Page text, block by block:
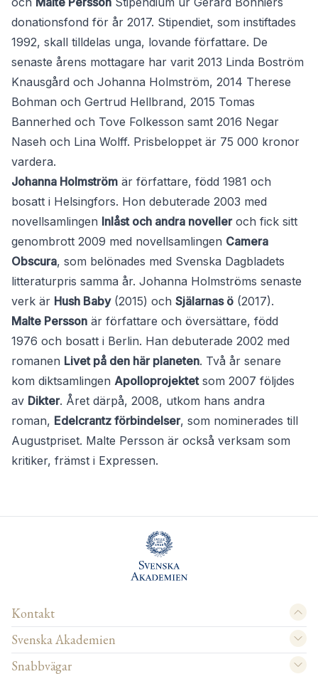
donationsfond för år 2017. Stipendiet, som instiftades
1992, skall tilldelas unga, lovande författare. De
senaste årens mottagare har varit 2013 Linda Boström
Knausgård och Johanna Holmström, 2014 Therese
Bohman och Gertrud Hellbrand, 2015 Tomas
Bannerhed och Tove Folkesson samt 2016 Negar
Naseh och Lina Wolff. Prisbeloppet är 75 000 kronor
vardera.
Johanna Holmström är författare, född 1981 och
bosatt i Helsingfors. Hon debuterade 2003 med
novellsamlingen Inlåst och andra novelleroch fick sitt
genombrott 2009 med novellsamlingen Camera
Obscura, som belönades med Svenska Dagbladets
litteraturpris samma år. Johanna Holmströms senaste
verk är Hush Baby(2015) och Själarnas ö (2017).
Malte Persson är författare och översättare, född
1976 och bosatt i Berlin. Han debuterade 2002 med
romanen Livet på den här planeten. Två år senare
kom diktsamlingen Apolloprojektetsom 2007 följdes
av Dikter. Året därpå, 2008, utkom hans andra
roman, Edelcrantz förbindelser, som nominerades till
Augustpriset. Malte Persson är också verksam som
kritiker, främst i Expressen.
Kontakt
Svenska Akademien
Snabbvägar